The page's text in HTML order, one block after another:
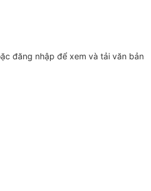
đăng nhập để xem và tải văn bản